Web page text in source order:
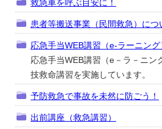
救急車を呼ぶ目安に！
患者等搬送事業（民間救急）につ
応急手当WEB講習（e-ラーニング
応急手当WEB講習（e－ラ－ニン
技救命講習を実施しています。
予防救急で事故を未然に防ごう！
出前講座（救急講習）